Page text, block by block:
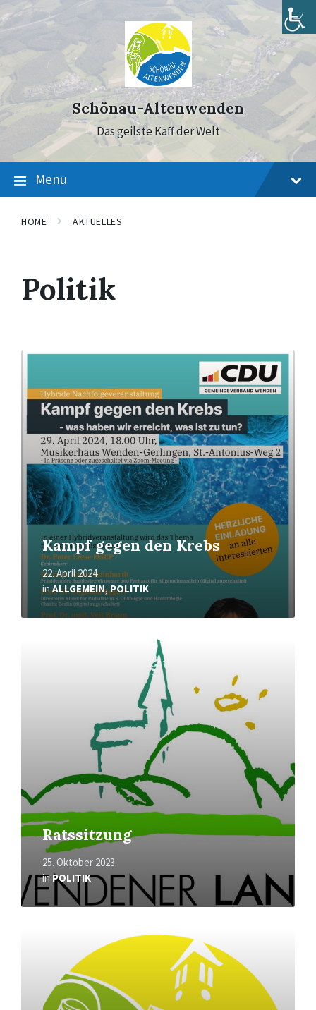
to
content
to
main
navigation
to
footer
Schönau-Altenwenden
Das geilste Kaff der Welt
Menu
HOME AKTUELLES
Politik
Kampf gegen den Krebs
22. April 2024
inALLGEMEIN,POLITIK
Mehr
Ratssitzung
25. Oktober 2023
in POLITIK